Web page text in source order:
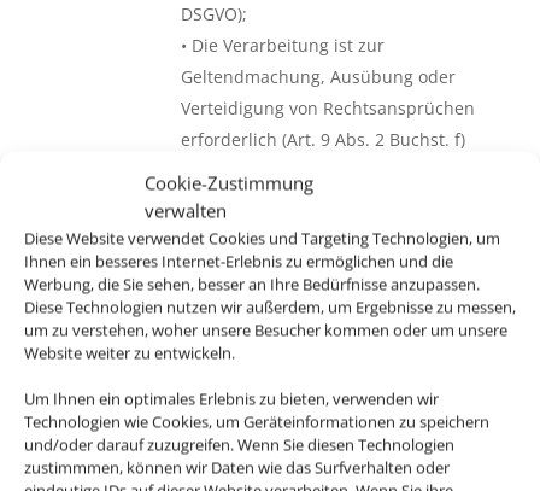
Cookie-Zustimmung
verwalten
Diese Website verwendet Cookies und Targeting Technologien, um
Ihnen ein besseres Internet-Erlebnis zu ermöglichen und die
Werbung, die Sie sehen, besser an Ihre Bedürfnisse anzupassen.
Diese Technologien nutzen wir außerdem, um Ergebnisse zu messen,
um zu verstehen, woher unsere Besucher kommen oder um unsere
Website weiter zu entwickeln.
Um Ihnen ein optimales Erlebnis zu bieten, verwenden wir
Technologien wie Cookies, um Geräteinformationen zu speichern
und/oder darauf zuzugreifen. Wenn Sie diesen Technologien
zustimmmen, können wir Daten wie das Surfverhalten oder
DSGVO);
• Die Verarbeitung ist zur
Geltendmachung, Ausübung oder
Verteidigung von Rechtsansprüchen
erforderlich (Art. 9 Abs. 2 Buchst. f)
DSGVO);
• die Verarbeitung ist auf der
Grundlage des EU-Recht oder des
Rechts eines EU-Mitgliedstaats, das
in angemessenem Verhältnis zu dem
verfolgten Ziel steht, den
Wesensgehalt des Rechts auf
Datenschutz wahrt und
angemessene und spezifische
Maßnahmen zur Wahrung Ihrer
Grundrechte und Interessen